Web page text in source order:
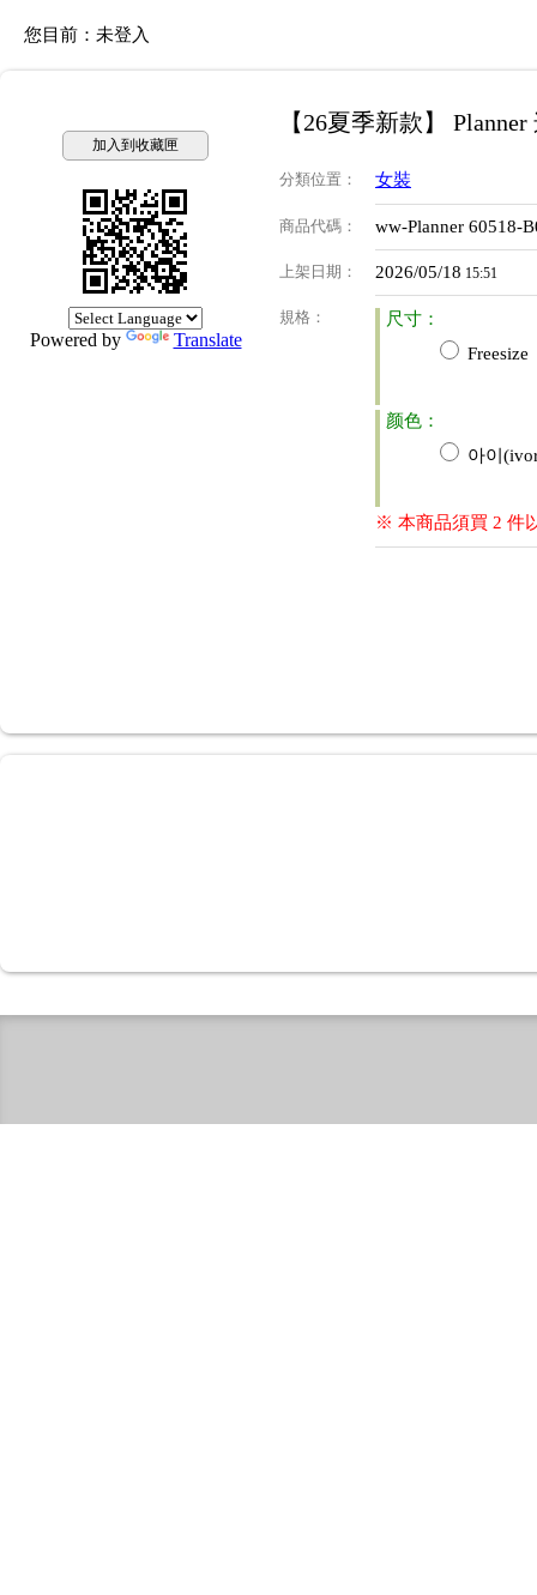
您目前： 未登入
加入到收藏匣
Powered by Translate
【26夏季新款】
分類位置 ： 女裝
商品代碼 ： ww-Planner 60518-
上架日期 ： 2026/05/18 15:51
規格 ：
尺寸：
Freesize
颜色：
아이
※ 本商品須買 2 件